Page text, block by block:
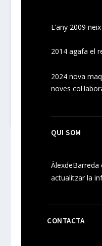
L’any 2009
2014 agafa el
2024nova
noves
QUI SOM
ÀlexdeBarreda
actualitzar la
CONTACTA